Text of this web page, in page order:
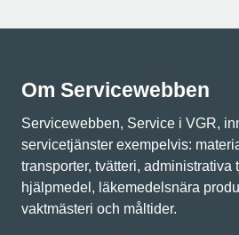
Om Servicewebben
Servicewebben, Service i VGR,
servicetjänster exempelvis:
transporter, tvätteri, administrativa
hjälpmedel, läkemedelsnära
vaktmästeri och måltider.